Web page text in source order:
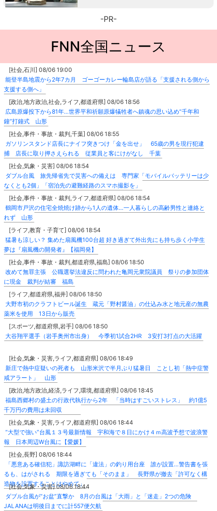
-PR-
FNN全国ニュース
[社会,石川] 08/06 19:00
能登半島地震から2年7カ月 ゴーゴーカレー輪島店が語る「支援される側から
支援する側へ」
[政治,地方政治,社会,ライフ,都道府県] 08/06 18:56
広島原爆投下から81年…世界平和祈願原爆犠牲者へ鎮魂の思い込め“千年和
鐘”打鐘式 山形
[社会,事件・事故・裁判,千葉] 08/06 18:55
ガソリンスタンド店長にナイフ突きつけ「金を出せ」 65歳の男を現行犯逮
捕 店長に取り押さえられる 従業員と客にけがなし 千葉
[社会,気象・災害] 08/06 18:54
ダブル台風 旅先帰省先で災害への備えは 専門家「モバイルバッテリーは少
なくとも2個」「宿泊先の避難経路のスマホ撮影を」
[社会,事件・事故・裁判,ライフ,都道府県] 08/06 18:54
鶴岡市戸沢の住宅全焼焼け跡から1人の遺体…一人暮らしの高齢男性と連絡と
れず 山形
[ライフ,教育・子育て] 08/06 18:54
猛暑も涼しい？ 集めた扇風機100台超 好き過ぎて外出先にも持ち歩く小学生
夢は『扇風機の開発者』【福岡発】
[社会,事件・事故・裁判,都道府県,福島] 08/06 18:50
改めて無罪主張 公職選挙法違反に問われた亀岡元衆院議員 祭りの参加団体
に現金 裁判が結審 福島
[ライフ,都道府県,福井] 08/06 18:50
大野市初のクラフトビール誕生 蔵元「野村醤油」の仕込み水と地元産の無農
薬米を使用 13日から販売
[スポーツ,都道府県,岩手] 08/06 18:50
大谷翔平選手（岩手奥州市出身） 今季初1試合2HR 3安打3打点の大活躍
[社会,気象・災害,ライフ,都道府県] 08/06 18:49
新庄で熱中症疑いの死者も 山形米沢で半月ぶり猛暑日 ことし初「熱中症警
戒アラート」 山形
[政治,地方政治,経済,ライフ,環境,都道府県] 08/06 18:45
福島西郷村の盛土の行政代執行から2年 「当時はすごいストレス」 約1億5
千万円の費用は未回収
[社会,気象・災害,ライフ,都道府県] 08/06 18:44
“大型で強い”台風１３号最新情報 宇和海で８日にかけ４ｍ高波予想で波浪警
報 日本周辺W台風に【愛媛】
[社会,長野] 08/06 18:44
「悪意ある確信犯」諏訪湖畔に「違法」の釣り用台座 誰が設置…警告書を張
るも、はがされる 期限を過ぎても「そのまま」 長野県が撤去「許可なく構
造物を設置することはやめて」
[社会,気象・災害] 08/06 18:44
ダブル台風が“お盆”直撃か 8月の台風は「大雨」と「迷走」2つの危険
JALANAは明後日までに計557便欠航